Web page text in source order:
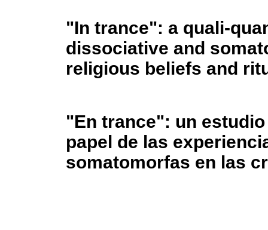
"In trance": a quali-
dissociative and
religious beliefs and
"En trance": un
papel de las
somatomorfas en las